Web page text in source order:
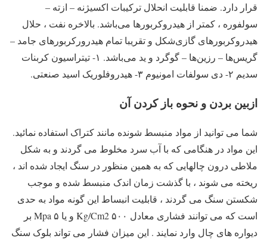
قرار دارد. ضمنا قابلیت انحلال ترکیبات اکسیژنه – ازته –
سولفوره ، کمتر از هیدروکربورها می‌باشد. بالاخره نفت ، حلال
هیدروکربورهای گازی‌شکل و تقریبا تمام هیدرورکربورهای جامد –
گریس‌ها – رزین‌ها – گوگرد و ید می‌باشد. ۱- تیتراسیون کربنات
سدیم ۲- دی سولفات امونیوم ۳- هیدروفلوریک اسید صنعتی.
ازبین بردن و نحوه باز کردن آن
شما می توانید از مواد منبسط شونده مانند کتراک استفاده نمائید.
این مواد در هنگامی که با آب سرد مخلوط می گردند و به شکل
ملاطی درون چالهایی که به همین منظور در سنگ ایجاد شده اند ،
ریخته می شوند ، با گذشت زمان اندک منبسط شده و موجب
شکستن سنگ می گردند ، قابلیت انبساط این گونه مواد به حدی
است که می توانند فشاری معادل ۵۰۰ Kg/Cm2 و یا ۵ Mpa بر
دیواره های چال وارد نمایند . این میزان فشار می تواند بلوک سنگ